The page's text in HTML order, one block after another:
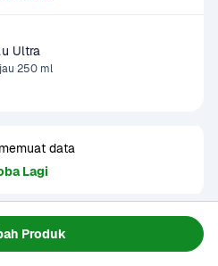
Produk
Ultra
250 ml
data
Lagi
ml adalah minuman siap saji